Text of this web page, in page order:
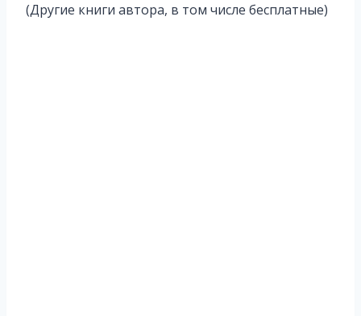
записи:
(Другие книги автора, в том числе бесплатные)